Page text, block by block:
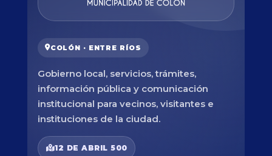
COLÓN · ENTRE RÍOS
Gobierno local, servicios, trámites,
información pública y comunicación
institucional para vecinos, visitantes e
instituciones de la ciudad.
12 DE ABRIL 500